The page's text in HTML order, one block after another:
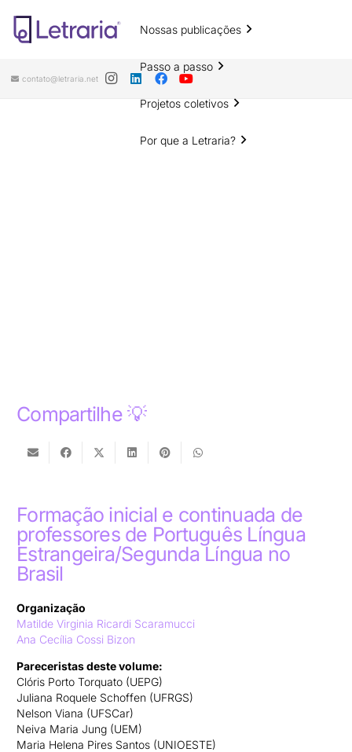
Nossas publicações
Passo a passo
Projetos coletivos
Por que a Letraria?
contato@letraria.net
Compartilhe 💡
Formação inicial e continuada de
professores de Português Língua
Estrangeira/Segunda Língua no
Brasil
Organização
Matilde Virginia Ricardi Scaramucci
Ana Cecília Cossi Bizon
Pareceristas deste volume:
Clóris Porto Torquato (UEPG)
Juliana Roquele Schoffen (UFRGS)
Nelson Viana (UFSCar)
Neiva Maria Jung (UEM)
Maria Helena Pires Santos (UNIOESTE)